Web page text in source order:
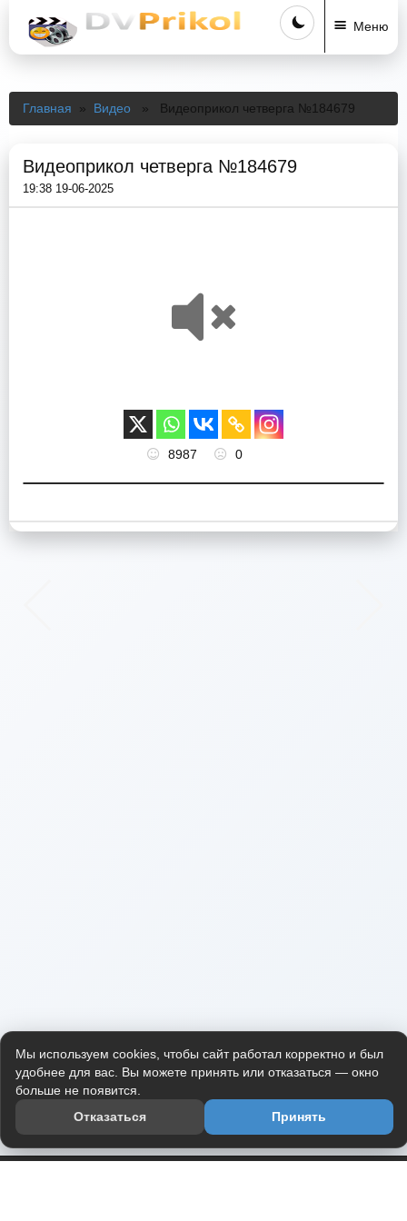
Меню
Главная » Видео » Видеоприкол четверга №184679
Видеоприкол четверга №184679
19:38 19-06-2025
8987 0
Мы используем cookies, чтобы сайт работал корректно и был
удобнее для вас. Вы можете принять или отказаться — окно
больше не появится.
Отказаться
Принять